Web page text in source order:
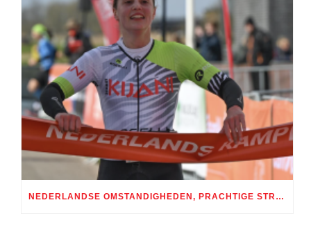
NEDERLANDSE OMSTANDIGHEDEN, PRACHTIGE STRIJD: SEIZOENSOPENER TRI HARD SERIES BIJ RBR / TIJDRIT ROTTERDAM SPECTACULAIR